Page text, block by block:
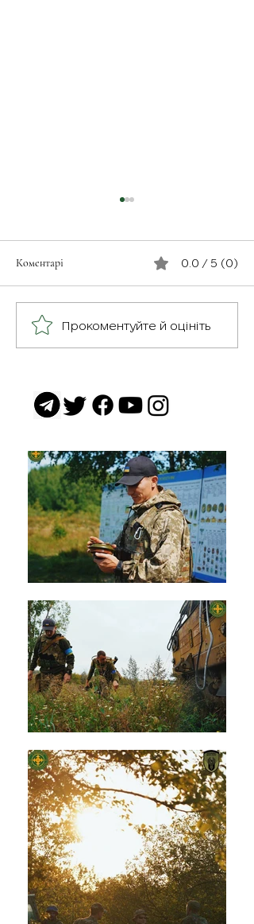
Герої серед нас: медик
Хітмен
Коментарі 0.0 / 5 (0)
Прокоментуйте й оцініть